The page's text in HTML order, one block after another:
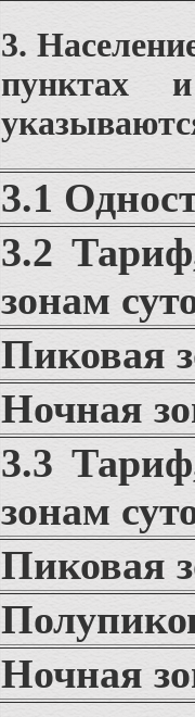
3.
пунктах
3.1
3.2
зонам
Пиковая
Ночная
3.3
зонам
Пиковая
Ночная